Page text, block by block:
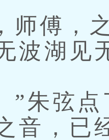
傅，
波湖见
朱弦点
音，已